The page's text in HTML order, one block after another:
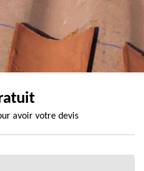
avoir votre devis